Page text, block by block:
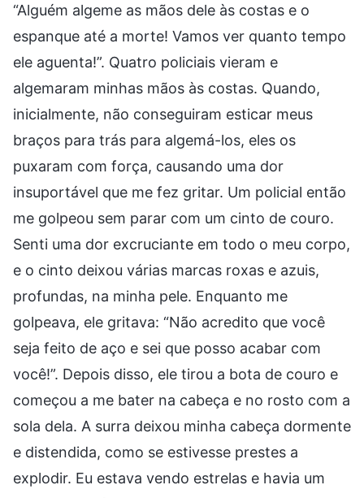
“Alguém algeme as mãos dele às costas e o
espanque até a morte! Vamos ver quanto tempo
ele aguenta!”. Quatro policiais vieram e
algemaram minhas mãos às costas. Quando,
inicialmente, não conseguiram esticar meus
braços para trás para algemá-los, eles os
puxaram com força, causando uma dor
insuportável que me fez gritar. Um policial então
me golpeou sem parar com um cinto de couro.
Senti uma dor excruciante em todo o meu corpo,
e o cinto deixou várias marcas roxas e azuis,
profundas, na minha pele. Enquanto me
golpeava, ele gritava: “Não acredito que você
seja feito de aço e sei que posso acabar com
você!”. Depois disso, ele tirou a bota de couro e
começou a me bater na cabeça e no rosto com a
sola dela. A surra deixou minha cabeça dormente
e distendida, como se estivesse prestes a
explodir. Eu estava vendo estrelas e havia um